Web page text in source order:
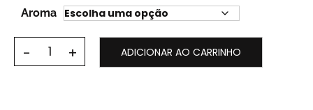
Aroma
ADICIONAR AO CARRINHO